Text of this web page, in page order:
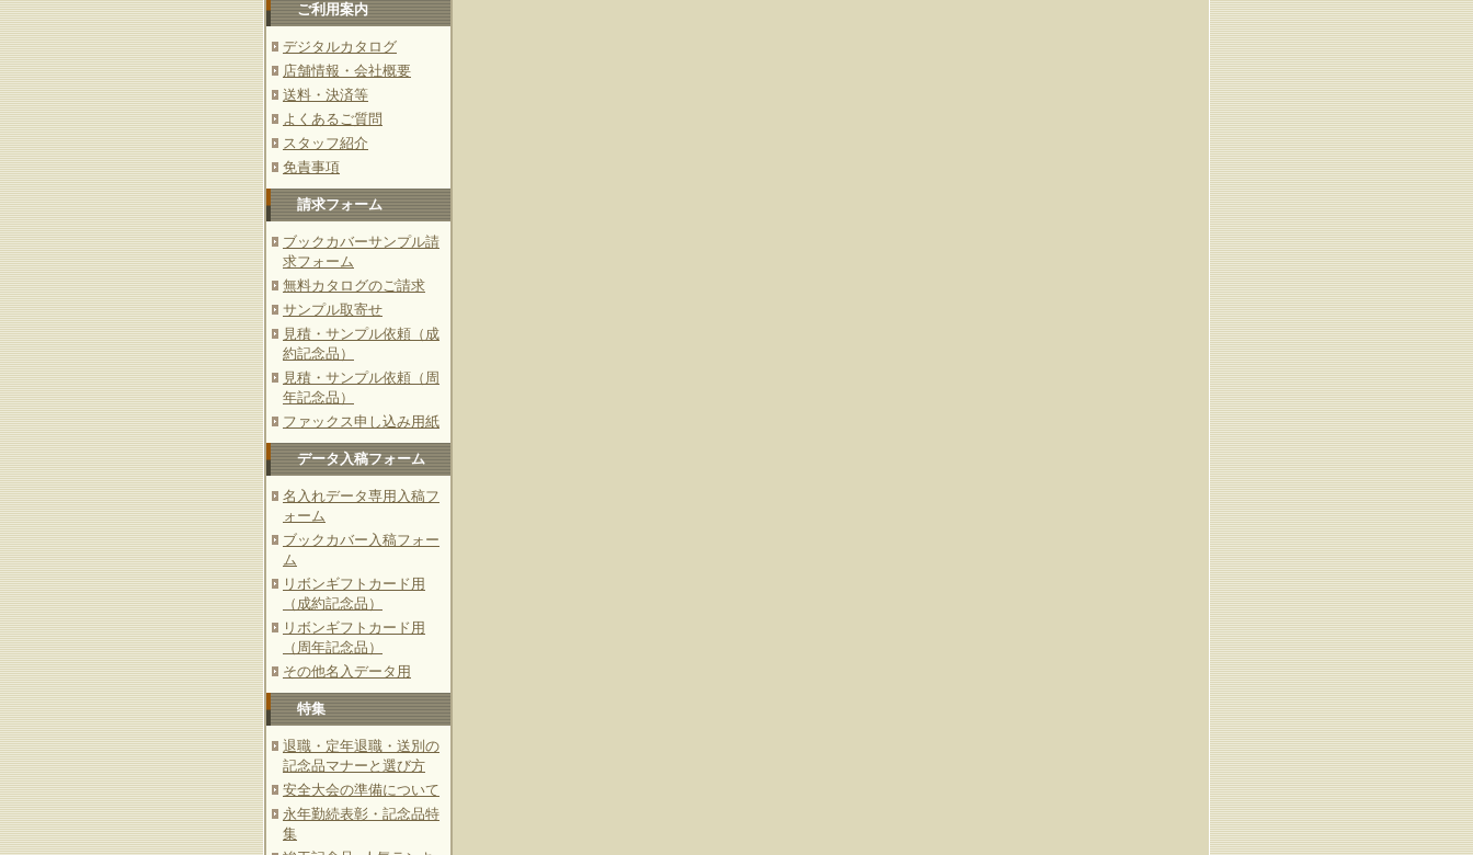
ご利用案内
デジタルカタログ
店舗情報・会社概要
送料・決済等
よくあるご質問
スタッフ紹介
免責事項
請求フォーム
ブックカバーサンプル請
求フォーム
無料カタログのご請求
サンプル取寄せ
見積・サンプル依頼（成
約記念品）
見積・サンプル依頼（周
年記念品）
ファックス申し込み用紙
データ入稿フォーム
名入れデータ専用入稿フ
ォーム
ブックカバー入稿フォー
ム
リボンギフトカード用
（成約記念品）
リボンギフトカード用
（周年記念品）
その他名入データ用
特集
退職・定年退職・送別の
記念品マナーと選び方
安全大会の準備について
永年勤続表彰・記念品特
集